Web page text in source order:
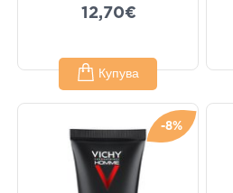
12,70€
Купува
-8%